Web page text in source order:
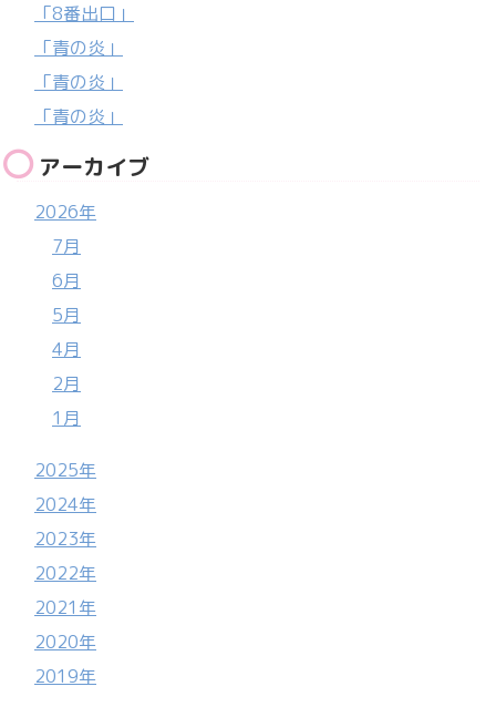
「8番出口」
「青の炎」
「青の炎」
「青の炎」
アーカイブ
2026年
7月
6月
5月
4月
2月
1月
2025年
2024年
2023年
2022年
2021年
2020年
2019年